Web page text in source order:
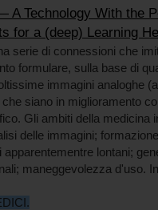
A Technology With the
for a (deep) Learning
serie di connessioni che
formulare, sulla base di
immagini analoghe
siano in miglioramento
Gli ambiti della medicina
delle immagini;
apparentementre lontani;
maneggevolezza d'uso.